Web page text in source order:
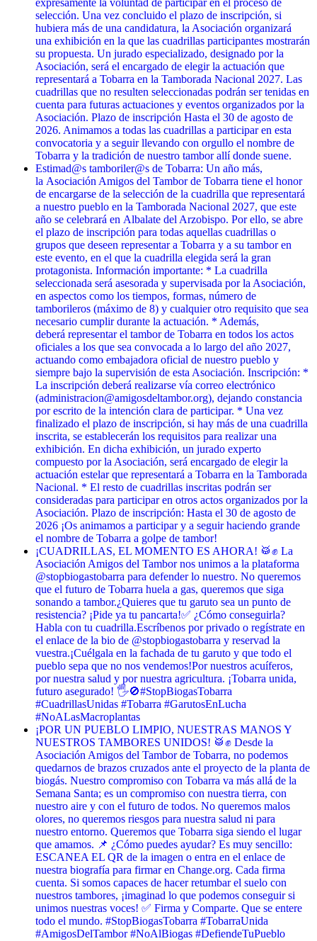
expresamente la voluntad de participar en el proceso de
selección. Una vez concluido el plazo de inscripción, si
hubiera más de una candidatura, la Asociación organizará
una exhibición en la que las cuadrillas participantes mostrarán
su propuesta. Un jurado especializado, designado por la
Asociación, será el encargado de elegir la actuación que
representará a Tobarra en la Tamborada Nacional 2027. Las
cuadrillas que no resulten seleccionadas podrán ser tenidas en
cuenta para futuras actuaciones y eventos organizados por la
Asociación. Plazo de inscripción Hasta el 30 de agosto de
2026. Animamos a todas las cuadrillas a participar en esta
convocatoria y a seguir llevando con orgullo el nombre de
Tobarra y la tradición de nuestro tambor allí donde suene.
Estimad@s tamboriler@s de Tobarra: Un año más,
la Asociación Amigos del Tambor de Tobarra tiene el honor
de encargarse de la selección de la cuadrilla que representará
a nuestro pueblo en la Tamborada Nacional 2027, que este
año se celebrará en Albalate del Arzobispo. Por ello, se abre
el plazo de inscripción para todas aquellas cuadrillas o
grupos que deseen representar a Tobarra y a su tambor en
este evento, en el que la cuadrilla elegida será la gran
protagonista. Información importante: * La cuadrilla
seleccionada será asesorada y supervisada por la Asociación,
en aspectos como los tiempos, formas, número de
tamborileros (máximo de 8) y cualquier otro requisito que sea
necesario cumplir durante la actuación. * Además,
deberá representar el tambor de Tobarra en todos los actos
oficiales a los que sea convocada a lo largo del año 2027,
actuando como embajadora oficial de nuestro pueblo y
siempre bajo la supervisión de esta Asociación. Inscripción: *
La inscripción deberá realizarse vía correo electrónico
(administracion@amigosdeltambor.org), dejando constancia
por escrito de la intención clara de participar. * Una vez
finalizado el plazo de inscripción, si hay más de una cuadrilla
inscrita, se establecerán los requisitos para realizar una
exhibición. En dicha exhibición, un jurado experto
compuesto por la Asociación, será encargado de elegir la
actuación estelar que representará a Tobarra en la Tamborada
Nacional. * El resto de cuadrillas inscritas podrán ser
consideradas para participar en otros actos organizados por la
Asociación. Plazo de inscripción: Hasta el 30 de agosto de
2026 ¡Os animamos a participar y a seguir haciendo grande
el nombre de Tobarra a golpe de tambor!
¡CUADRILLAS, EL MOMENTO ES AHORA! 🥁✊ La
Asociación Amigos del Tambor nos unimos a la plataforma
@stopbiogastobarra para defender lo nuestro. No queremos
que el futuro de Tobarra huela a gas, queremos que siga
sonando a tambor. ​¿Quieres que tu garuto sea un punto de
resistencia? ¡Pide ya tu pancarta! ​✅ ¿Cómo conseguirla? ​
Habla con tu cuadrilla. ​Escríbenos por privado o regístrate en
el enlace de la bio de @stopbiogastobarra y reservad la
vuestra. ​¡Cuélgala en la fachada de tu garuto y que todo el
pueblo sepa que no nos vendemos! ​Por nuestros acuíferos,
por nuestra salud y por nuestra agricultura. ¡Tobarra unida,
futuro asegurado! 🖐️🚫 ​#StopBiogasTobarra
#CuadrillasUnidas #Tobarra #GarutosEnLucha
#NoALasMacroplantas
¡POR UN PUEBLO LIMPIO, NUESTRAS MANOS Y
NUESTROS TAMBORES UNIDOS! 🥁✊ Desde la
Asociación Amigos del Tambor de Tobarra, no podemos
quedarnos de brazos cruzados ante el proyecto de la planta de
biogás. Nuestro compromiso con Tobarra va más allá de la
Semana Santa; es un compromiso con nuestra tierra, con
nuestro aire y con el futuro de todos. No queremos malos
olores, no queremos riesgos para nuestra salud ni para
nuestro entorno. Queremos que Tobarra siga siendo el lugar
que amamos. 📌 ¿Cómo puedes ayudar? Es muy sencillo:
ESCANEA EL QR de la imagen o entra en el enlace de
nuestra biografía para firmar en Change.org. Cada firma
cuenta. Si somos capaces de hacer retumbar el suelo con
nuestros tambores, ¡imaginad lo que podemos conseguir si
unimos nuestras voces! ✅ Firma y Comparte. Que se entere
todo el mundo. #StopBiogasTobarra #TobarraUnida
#AmigosDelTambor #NoAlBiogas #DefiendeTuPueblo